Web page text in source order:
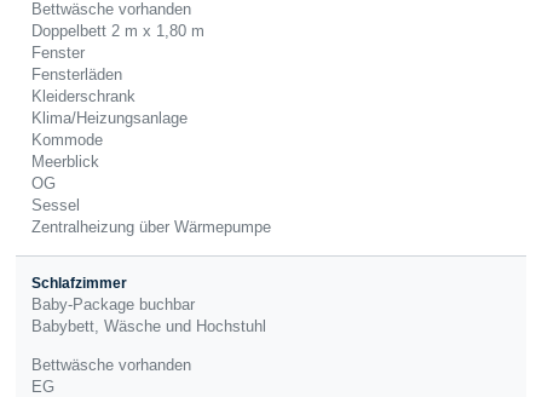
Bettwäsche vorhanden
Doppelbett 2 m x 1,80 m
Fenster
Fensterläden
Kleiderschrank
Klima/Heizungsanlage
Kommode
Meerblick
OG
Sessel
Zentralheizung über Wärmepumpe
Schlafzimmer
Baby-Package buchbar
Babybett, Wäsche und Hochstuhl
Bettwäsche vorhanden
EG